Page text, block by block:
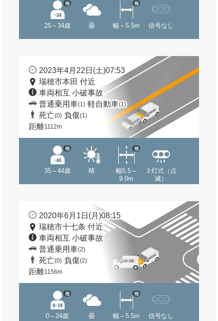
25～34歳
他
曇 幅～5.5m
他
信号なし
2023年4月22日(土)07:53
瑞穂市本田 付近
車両相互 小破事故
普通乗用車(1) 軽自動車(1)
死亡(0) 負傷(1)
距離1112m
35～44歳
他
晴
幅5.5～
9.0m
他
３灯式（点
滅）
2020年6月1日(月)08:15
瑞穂市十七条 付近
車両相互 小破事故
普通乗用車(2)
死亡(0) 負傷(2)
距離1156m
0～24歳
他
曇 幅～5.5m
他
信号なし